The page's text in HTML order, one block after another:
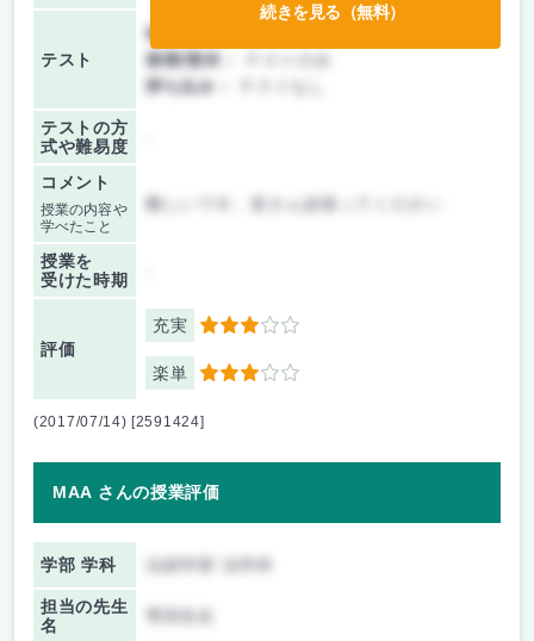
テスト
前期/中間：
後期/期末：
持ち込み：
テストの方
式や難易度
コメント
授業の内容や
学べたこと
授業を
受けた時期
評価
充実 3
楽単 3
続きを見る（無料）
(2017/07/14) [2591424]
MAA さんの授業評価
学部 学科 法経学部 法学科
担当の先生
名